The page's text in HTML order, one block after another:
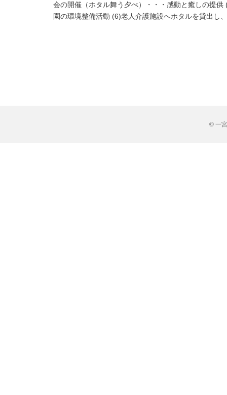
会の開催（ホタル舞う夕べ）・・・感動と癒しの提
園の環境整備活動 (6)老人介護施設へホタルを貸出し
© 一